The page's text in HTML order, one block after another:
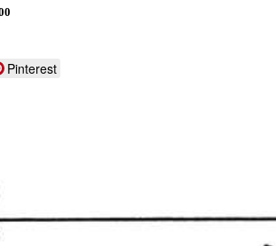
Pinterest